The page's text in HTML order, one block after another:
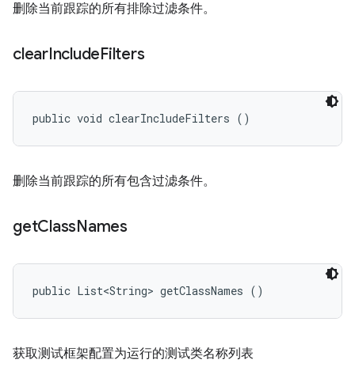
删除当前跟踪的所有排除过滤条件。
clearIncludeFilters
public void clearIncludeFilters ()
删除当前跟踪的所有包含过滤条件。
getClassNames
public List<String> getClassNames ()
获取测试框架配置为运行的测试类名称列表